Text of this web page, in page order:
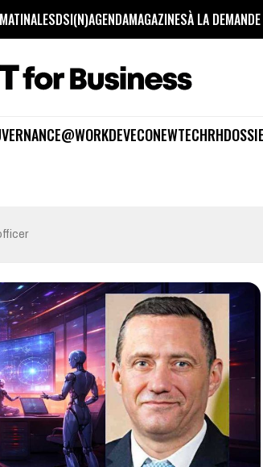
MATINALESDSI(N)AGENDAMAGAZINESÀ LA DEMANDE
@WORKDEVECONEWTECHRH